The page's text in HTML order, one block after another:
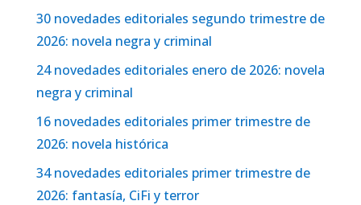
30 novedades editoriales segundo trimestre de
2026: novela negra y criminal
24 novedades editoriales enero de 2026: novela
negra y criminal
16 novedades editoriales primer trimestre de
2026: novela histórica
34 novedades editoriales primer trimestre de
2026: fantasía, CiFi y terror